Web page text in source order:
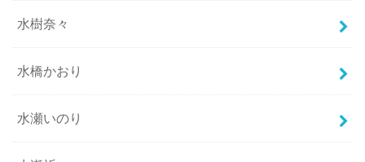
水樹奈々
水橋かおり
水瀬いのり